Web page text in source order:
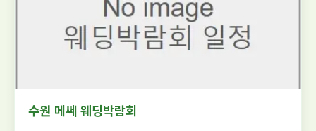
수원 메쎄 웨딩박람회